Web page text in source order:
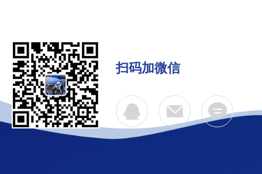
扫码加微信